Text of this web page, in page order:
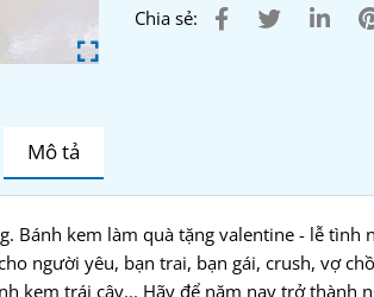
Chia sẻ:
Mô tả
Bánh kem làm quà tặng valentine - lễ tình
người yêu, bạn trai, bạn gái, crush, vợ
kem trái cây... Hãy để năm nay trở thành